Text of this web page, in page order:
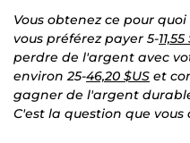
Vous obtenez ce pour
vous préférez payer 5-
perdre de l'argent avec
environ 25-46,20 $US et
gagner de l'argent
C'est la question que vous